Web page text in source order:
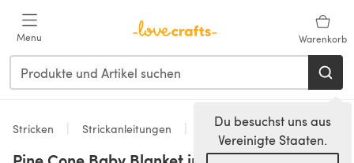
Menu Warenkorb
Du besuchst uns aus
Vereinigte Staaten.
Stricken Strickanleitungen Decken